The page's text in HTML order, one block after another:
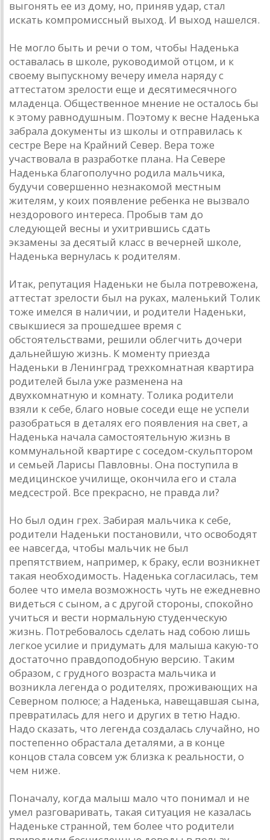
выгонять ее из дому, но, приняв удар, стал
искать компромиссный выход. И выход нашелся.
Не могло быть и речи о том, чтобы Наденька
оставалась в школе, руководимой отцом, и к
своему выпускному вечеру имела наряду с
аттестатом зрелости еще и десятимесячного
младенца. Общественное мнение не осталось бы
к этому равнодушным. Поэтому к весне Наденька
забрала документы из школы и отправилась к
сестре Вере на Крайний Север. Вера тоже
участвовала в разработке плана. На Севере
Наденька благополучно родила мальчика,
будучи совершенно незнакомой местным
жителям, у коих появление ребенка не вызвало
нездорового интереса. Пробыв там до
следующей весны и ухитрившись сдать
экзамены за десятый класс в вечерней школе,
Наденька вернулась к родителям.
Итак, репутация Наденьки не была потревожена,
аттестат зрелости был на руках, маленький Толик
тоже имелся в наличии, и родители Наденьки,
свыкшиеся за прошедшее время с
обстоятельствами, решили облегчить дочери
дальнейшую жизнь. К моменту приезда
Наденьки в Ленинград трехкомнатная квартира
родителей была уже разменена на
двухкомнатную и комнату. Толика родители
взяли к себе, благо новые соседи еще не успели
разобраться в деталях его появления на свет, а
Наденька начала самостоятельную жизнь в
коммунальной квартире с соседом-скульптором
и семьей Ларисы Павловны. Она поступила в
медицинское училище, окончила его и стала
медсестрой. Все прекрасно, не правда ли?
Но был один грех. Забирая мальчика к себе,
родители Наденьки постановили, что освободят
ее навсегда, чтобы мальчик не был
препятствием, например, к браку, если возникнет
такая необходимость. Наденька согласилась, тем
более что имела возможность чуть не ежедневно
видеться с сыном, а с другой стороны, спокойно
учиться и вести нормальную студенческую
жизнь. Потребовалось сделать над собою лишь
легкое усилие и придумать для малыша какую-то
достаточно правдоподобную версию. Таким
образом, с грудного возраста мальчика и
возникла легенда о родителях, проживающих на
Северном полюсе; а Наденька, навещавшая сына,
превратилась для него и других в тетю Надю.
Надо сказать, что легенда создалась случайно, но
постепенно обрастала деталями, а в конце
концов стала совсем уж близка к реальности, о
чем ниже.
Поначалу, когда малыш мало что понимал и не
умел разговаривать, такая ситуация не казалась
Наденьке странной, тем более что родители